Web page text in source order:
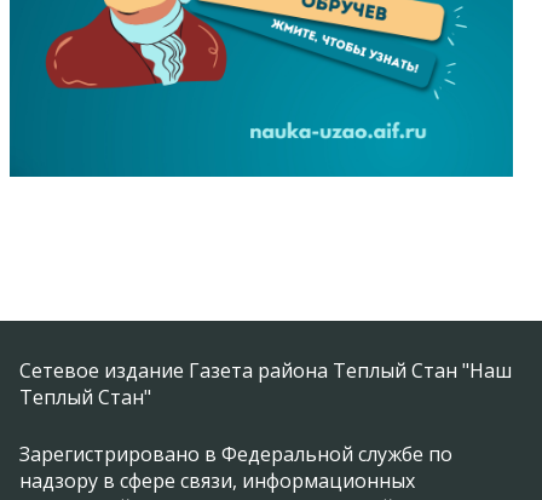
Сетевое издание Газета района Теплый Стан "Наш
Теплый Стан"
Зарегистрировано в Федеральной службе по
надзору в сфере связи, информационных